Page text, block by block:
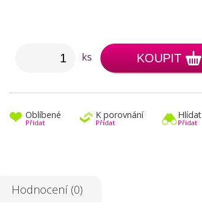
ks KOUPIT
Oblíbené
Přidat
K porovnání
Přidat
Hlídat
Přidat
Hodnocení (0)